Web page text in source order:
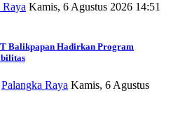
Raya Kamis, 6 Agustus 2026 14:51
Balikpapan Hadirkan Program
Palangka Raya Kamis, 6 Agustus